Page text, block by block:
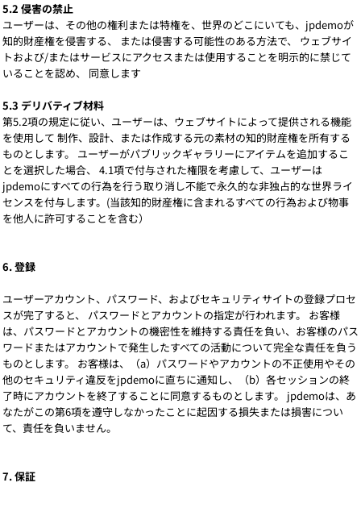
5.2 侵害の禁止
ユーザーは、その他の権利または特権を、世界のどこにいても、jpdemoが
知的財産権を侵害する、 または侵害する可能性のある方法で、 ウェブサイ
トおよび/またはサービスにアクセスまたは使用することを明示的に禁じて
いることを認め、 同意します
5.3 デリバティブ材料
第5.2項の規定に従い、ユーザーは、ウェブサイトによって提供される機能
を使用して 制作、設計、または作成する元の素材の知的財産権を所有する
ものとします。 ユーザーがパブリックギャラリーにアイテムを追加するこ
とを選択した場合、 4.1項で付与された権限を考慮して、ユーザーは
jpdemoにすべての行為を行う取り消し不能で永久的な非独占的な世界ライ
センスを付与します。(当該知的財産権に含まれるすべての行為および物事
を他人に許可することを含む）
6. 登録
ユーザーアカウント、パスワード、およびセキュリティサイトの登録プロセ
スが完了すると、 パスワードとアカウントの指定が行われます。 お客様
は、パスワードとアカウントの機密性を維持する責任を負い、お客様のパス
ワードまたはアカウントで発生したすべての活動について完全な責任を負う
ものとします。 お客様は、（a）パスワードやアカウントの不正使用やその
他のセキュリティ違反をjpdemoに直ちに通知し、（b）各セッションの終
了時にアカウントを終了することに同意するものとします。 jpdemoは、あ
なたがこの第6項を遵守しなかったことに起因する損失または損害につい
て、責任を負いません。
7. 保証